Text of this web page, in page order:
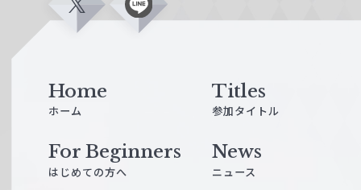
X L
Home
ホーム
Titles
参加タイトル
For Beginners
はじめての方へ
News
ニュース